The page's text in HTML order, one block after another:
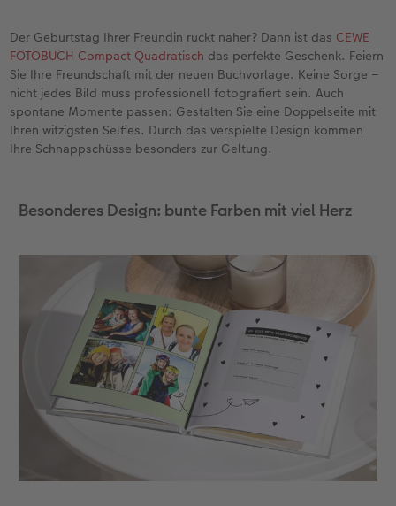
Der Geburtstag Ihrer Freundin rückt näher? Dann ist das CEWE
FOTOBUCH Compact Quadratisch das perfekte Geschenk. Feiern
Sie Ihre Freundschaft mit der neuen Buchvorlage. Keine Sorge –
nicht jedes Bild muss professionell fotografiert sein. Auch
spontane Momente passen: Gestalten Sie eine Doppelseite mit
Ihren witzigsten Selfies. Durch das verspielte Design kommen
Ihre Schnappschüsse besonders zur Geltung.
Besonderes Design: bunte Farben mit viel Herz